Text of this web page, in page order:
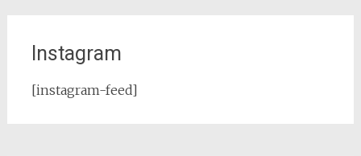
Instagram
[instagram-feed]